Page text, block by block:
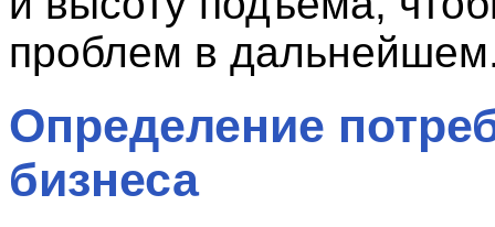
проблем в
Определение
бизнеса